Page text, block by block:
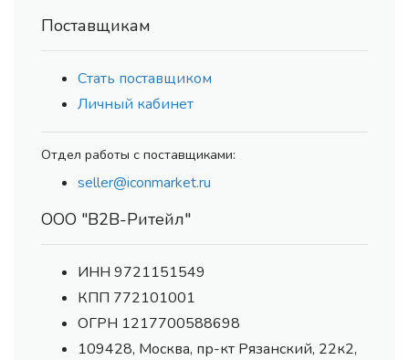
Поставщикам
Стать поставщиком
Личный кабинет
Отдел работы с поставщиками:
seller@iconmarket.ru
ООО "В2В-Ритейл"
ИНН 9721151549
КПП 772101001
ОГРН 1217700588698
109428, Москва, пр-кт Рязанский, 22к2,